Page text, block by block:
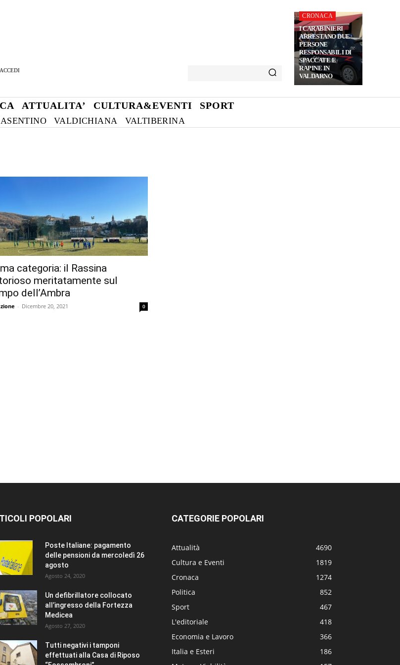
ACCEDI
CRONACA
I CARABINIERI
ARRESTANO DUE
PERSONE
RESPONSABILI DI
SPACCATE E
RAPINE IN
VALDARNO
ATTUALITA’ CULTURA&EVENTI SPORT
VALDICHIANA VALTIBERINA
categoria: il Rassina
meritatamente sul
dell’Ambra
- Dicembre 20, 2021 0
POPOLARI
Poste Italiane: pagamento
delle pensioni da mercoledì 26
agosto
Agosto 24, 2020
Un defibrillatore collocato
all’ingresso della Fortezza
Medicea
Agosto 27, 2020
Tutti negativi i tamponi
effettuati alla Casa di Riposo
CATEGORIE POPOLARI
Attualità
4690
Cultura e Eventi
1819
Cronaca
1274
Politica
852
Sport
467
L'editoriale
418
Economia e Lavoro
366
Italia e Esteri
186